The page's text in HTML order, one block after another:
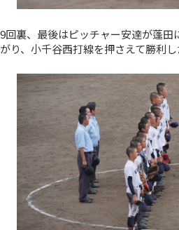
9回裏、最後はピッチャー安達が蓬田
がり、小千谷西打線を押さえて勝利し